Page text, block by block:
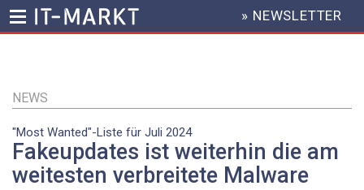
Inhalt
HEADER
MENU
» NEWSLETTER
NEWS
"Most Wanted"-Liste für Juli 2024
Fakeupdates ist weiterhin die am
weitesten verbreitete Malware